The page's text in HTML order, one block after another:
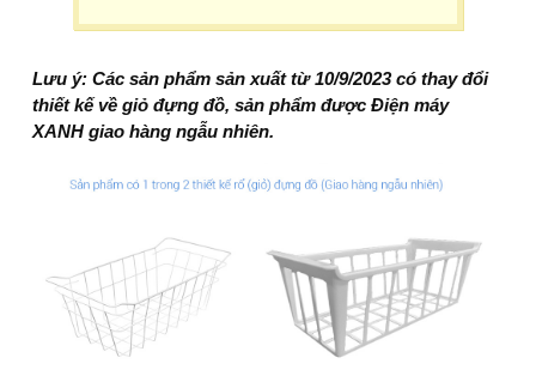
Lưu ý: Các sản phẩm sản xuất từ 10/9/2023 có thay đổi
thiết kế về giỏ đựng đồ, sản phẩm được Điện máy
XANH giao hàng ngẫu nhiên.